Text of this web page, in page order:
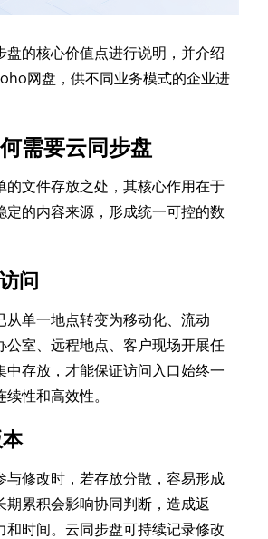
盘的核心价值点进行说明，并介绍
网盘，供不同业务模式的企业进
需要云同步盘
的文件存放之处，其核心作用在于
定的内容来源，形成统一可控的数
问
从单一地点转变为移动化、流动
公室、远程地点、客户现场开展任
中存放，才能保证访问入口始终一
性和高效性。
本
与修改时，若存放分散，容易形成
期累积会影响协同判断，造成返
和时间。云同步盘可持续记录修改